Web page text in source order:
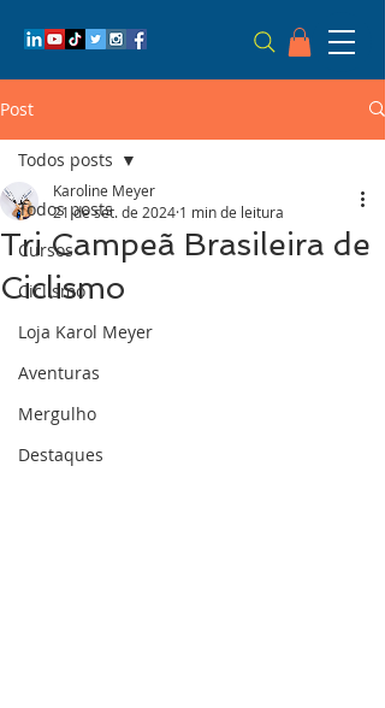
Post
Todos posts
Cursos
Ciclismo
Loja Karol Meyer
Aventuras
Mergulho
Destaques
Todos posts
Tri Campeã Brasileira de
Ciclismo
Karoline Meyer
21 de set. de 2024 1 min de leitura